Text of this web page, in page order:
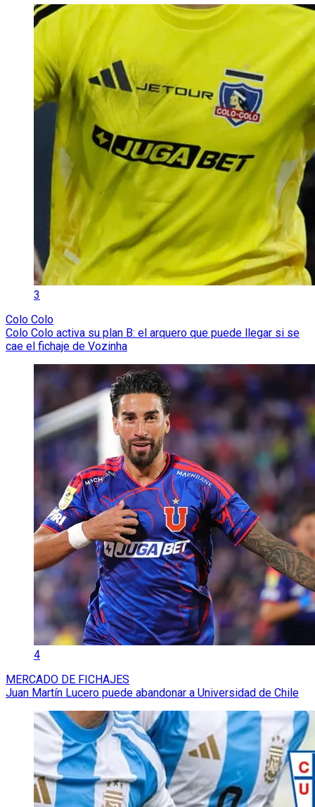
3
Colo Colo
Colo Colo activa su plan B: el arquero que puede llegar si se
cae el fichaje de Vozinha
4
MERCADO DE FICHAJES
Juan Martín Lucero puede abandonar a Universidad de Chile